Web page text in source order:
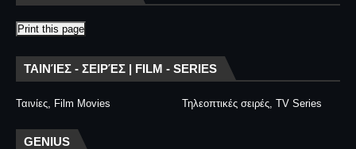
Print this page
ΤΑΙΝΊΕΣ - ΣΕΙΡΈΣ | FILM - SERIES
Ταινίες, Film Movies Τηλεοπτικές σειρές, TV Series
GENIUS